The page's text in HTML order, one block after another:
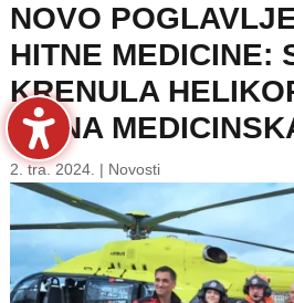
NOVO
HITNE MEDICINE:
KRENULA
HITNA
2. tra. 2024. | Novosti